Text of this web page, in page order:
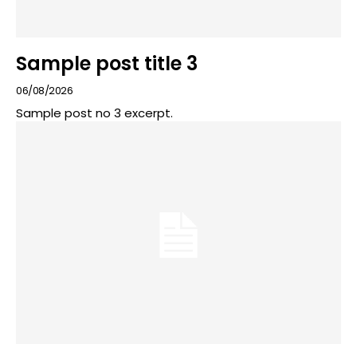
Sample post title 3
06/08/2026
Sample post no 3 excerpt.